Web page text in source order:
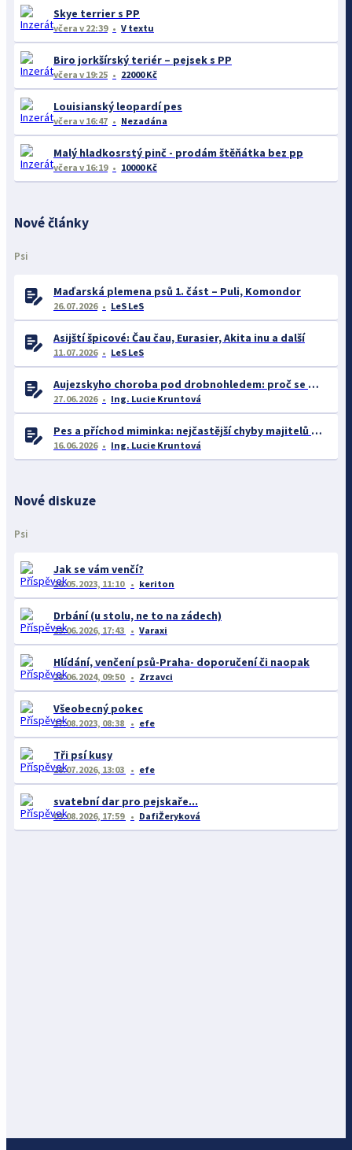
Skye terrier s PP
včera v 22:39 V textu
Biro jorkšírský teriér – pejsek s PP
včera v 19:25 22000 Kč
Louisianský leopardí pes
včera v 16:47 Nezadána
Malý hladkosrstý pinč - prodám štěňátka bez pp
včera v 16:19 10000 Kč
Nové články
Psi
Maďarská plemena psů 1. část – Puli, Komondor
26.07.2026 LeS LeS
Asijští špicové: Čau čau, Eurasier, Akita inu a další
11.07.2026 LeS LeS
Aujezskyho choroba pod drobnohledem: proč se o ní nyní mluví více než dříve
27.06.2026 Ing. Lucie Kruntová
Pes a příchod miminka: nejčastější chyby majitelů a jak se jim vyhnout
16.06.2026 Ing. Lucie Kruntová
Nové diskuze
Psi
Jak se vám venčí?
26.05.2023, 11:10 keriton
Drbání (u stolu, ne to na zádech)
23.06.2026, 17:43 Varaxi
Hlídání, venčení psů-Praha- doporučení či naopak
28.06.2024, 09:50 Zrzavci
Všeobecný pokec
17.08.2023, 08:38 efe
Tři psí kusy
28.07.2026, 13:03 efe
svatební dar pro pejskaře...
03.08.2026, 17:59 DafiŽeryková